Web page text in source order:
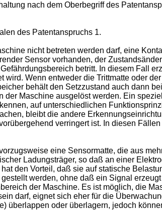
nach dem Oberbegriff des
des Patentanspruchs 1.
nicht betreten werden darf, eine
Sensor vorhanden, der
betritt. In diesem Fall
Wenn entweder die Trittmatte oder
behält den Setzzustand auch dann
Maschine ausgelöst werden. Ein
auf unterschiedlichen
bleibt die andere
verringert ist. In diesen
eine Sensormatte, die aus
Ladungsträger, so daß an einer
den Vorteil, daß sie auf statische
werden, ohne daß ein Signal
der Maschine. Es ist möglich, die
darf, eignet sich eher für die
überlappen oder überlagern, jedoch